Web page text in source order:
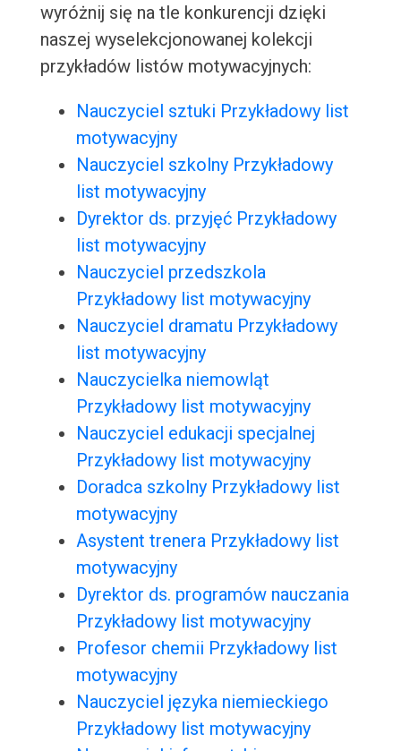
wyróżnij się na tle konkurencji dzięki
naszej wyselekcjonowanej kolekcji
przykładów listów motywacyjnych:
Nauczyciel sztuki Przykładowy list
motywacyjny
Nauczyciel szkolny Przykładowy
list motywacyjny
Dyrektor ds. przyjęć Przykładowy
list motywacyjny
Nauczyciel przedszkola
Przykładowy list motywacyjny
Nauczyciel dramatu Przykładowy
list motywacyjny
Nauczycielka niemowląt
Przykładowy list motywacyjny
Nauczyciel edukacji specjalnej
Przykładowy list motywacyjny
Doradca szkolny Przykładowy list
motywacyjny
Asystent trenera Przykładowy list
motywacyjny
Dyrektor ds. programów nauczania
Przykładowy list motywacyjny
Profesor chemii Przykładowy list
motywacyjny
Nauczyciel języka niemieckiego
Przykładowy list motywacyjny